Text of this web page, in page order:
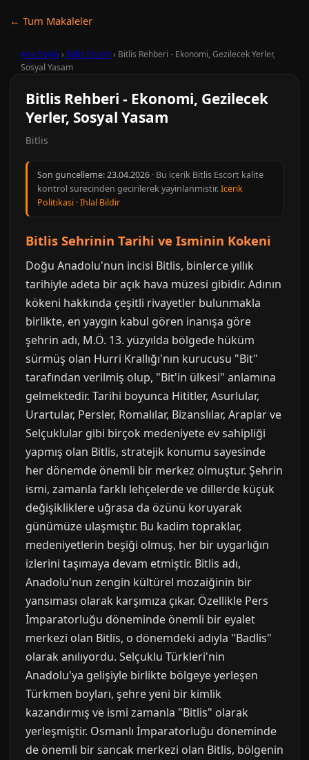
← Tum Makaleler
Ana Sayfa › Bitlis Escort› Bitlis Rehberi - Ekonomi, Gezilecek Yerler,
Sosyal Yasam
Bitlis Rehberi - Ekonomi, Gezilecek
Yerler, Sosyal Yasam
Bitlis
Son guncelleme:23.04.2026 · Bu icerik Bitlis Escort kalite
kontrol surecinden gecirilerek yayinlanmistir.Icerik
Politikasi ·Ihlal Bildir
Bitlis Sehrinin Tarihi ve Isminin Kokeni
Doğu Anadolu'nun incisi Bitlis, binlerce yıllık
tarihiyle adeta bir açık hava müzesi gibidir. Adının
kökeni hakkında çeşitli rivayetler bulunmakla
birlikte, en yaygın kabul gören inanışa göre
şehrin adı, M.Ö. 13. yüzyılda bölgede hüküm
sürmüş olan Hurri Krallığı'nın kurucusu "Bit"
tarafından verilmiş olup, "Bit'in ülkesi" anlamına
gelmektedir. Tarihi boyunca Hititler, Asurlular,
Urartular, Persler, Romalılar, Bizanslılar, Araplar ve
Selçuklular gibi birçok medeniyete ev sahipliği
yapmış olan Bitlis, stratejik konumu sayesinde
her dönemde önemli bir merkez olmuştur. Şehrin
ismi, zamanla farklı lehçelerde ve dillerde küçük
değişikliklere uğrasa da özünü koruyarak
günümüze ulaşmıştır. Bu kadim topraklar,
medeniyetlerin beşiği olmuş, her bir uygarlığın
izlerini taşımaya devam etmiştir. Bitlis adı,
Anadolu'nun zengin kültürel mozaiğinin bir
yansıması olarak karşımıza çıkar. Özellikle Pers
İmparatorluğu döneminde önemli bir eyalet
merkezi olan Bitlis, o dönemdeki adıyla "Badlis"
olarak anılıyordu. Selçuklu Türkleri'nin
Anadolu'ya gelişiyle birlikte bölgeye yerleşen
Türkmen boyları, şehre yeni bir kimlik
kazandırmış ve ismi zamanla "Bitlis" olarak
yerleşmiştir. Osmanlı İmparatorluğu döneminde
de önemli bir sancak merkezi olan Bitlis, bölgenin